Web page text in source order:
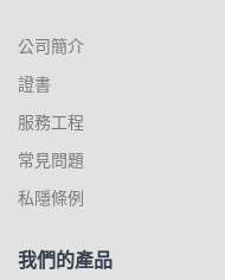
公司簡介
證書
服務工程
常見問題
私隱條例
我們的產品